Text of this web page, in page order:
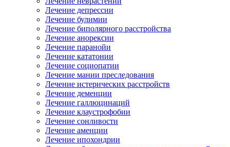
Лечение депрессии
Лечение булимии
Лечение биполярного расстройства
Лечение анорексии
Лечение паранойи
Лечение кататонии
Лечение социопатии
Лечение мании преследования
Лечение истерических расстройств
Лечение деменции
Лечение галлюцинаций
Лечение клаустрофобии
Лечение сонливости
Лечение аменции
Лечение ипохондрии